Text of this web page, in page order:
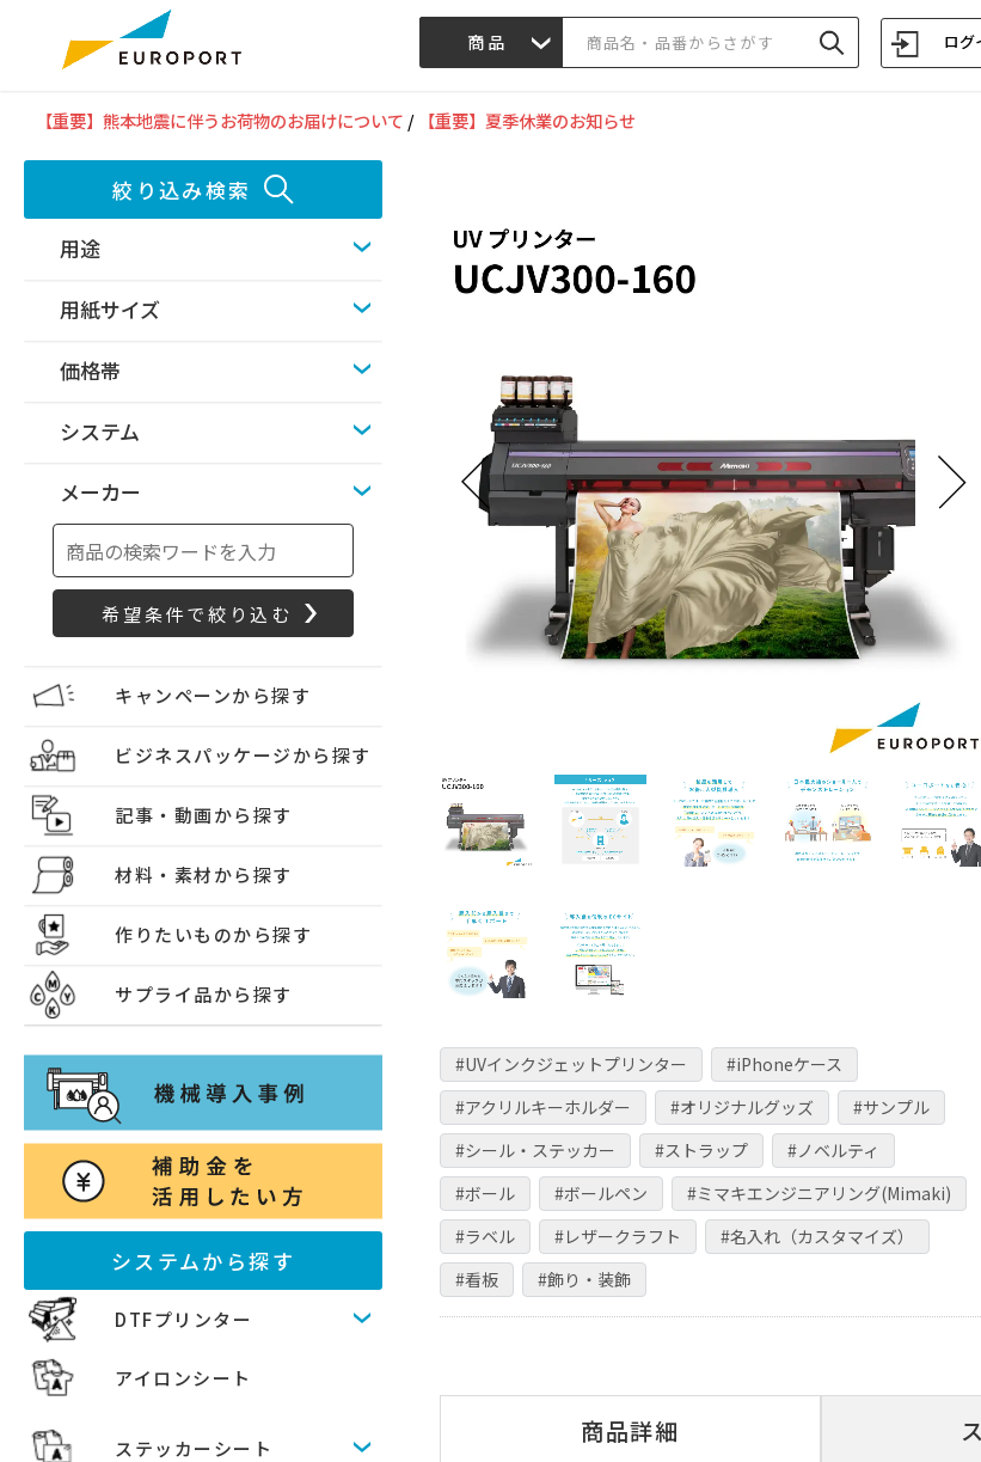
商品 ログ
【重要】熊本地震に伴うお荷物のお届けについて / 【重要】夏季休業のお知らせ
絞り込み検索
用途
用紙サイズ
価格帯
システム
メーカー
キャンペーンから探す
ビジネスパッケージから探す
記事・動画から探す
材料・素材から探す
作りたいものから探す
サプライ品から探す
システムから探す
DTFプリンター
アイロンシート
ステッカーシート
#UVインクジェットプリンター
#iPhoneケース
#アクリルキーホルダー
#オリジナルグッズ
#サンプル
#シール・ステッカー
#ストラップ
#ノベルティ
#ボール
#ボールペン
#ミマキエンジニアリング(Mimaki)
#ラベル
#レザークラフト
#名入れ（カスタマイズ）
#看板
#飾り・装飾
商品詳細